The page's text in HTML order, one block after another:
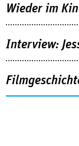
Wieder im
Interview: